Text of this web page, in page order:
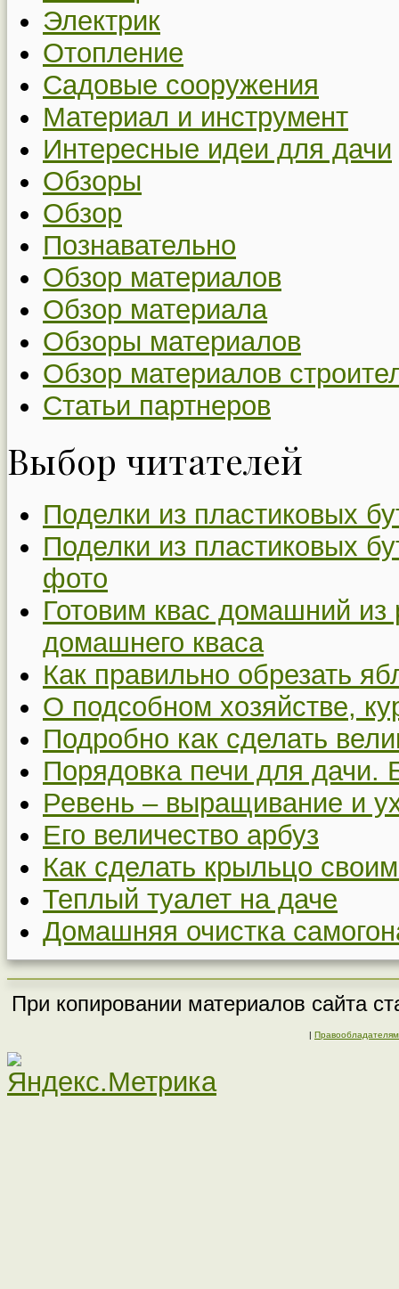
Электрик
Отопление
Садовые сооружения
Материал и инструмент
Интересные идеи для дачи
Обзоры
Обзор
Познавательно
Обзор материалов
Обзор материала
Обзоры материалов
Обзор материалов
Статьи партнеров
Выбор читателей
Поделки из пластиковых
Поделки из пластиковых
фото
Готовим квас домашний
домашнего кваса
Как правильно обрезать
О подсобном хозяйстве,
Подробно как сделать
Порядовка печи для дачи.
Ревень – выращивание и
Его величество арбуз
Как сделать крыльцо
Теплый туалет на даче
Домашняя очистка
При копировании материалов сайта
| Правообладателям